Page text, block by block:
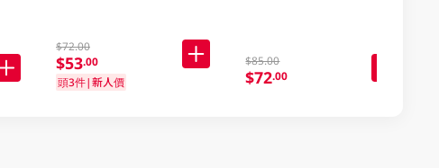
$72.00
$53.00
頭3件|新人價
$85.00
$72.00